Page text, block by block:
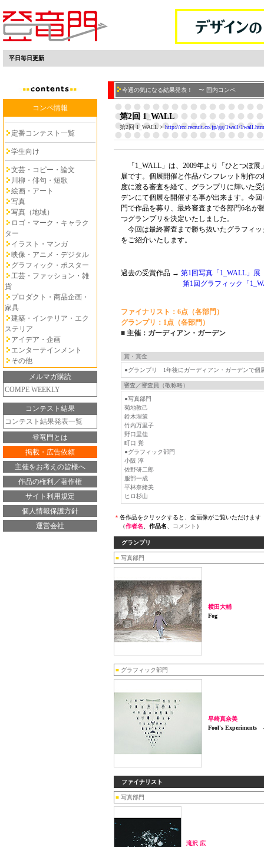
平日毎日更新
今週の気になる結果発表！ 〜 国内コンペ
コンペ情報
定番コンテスト一覧
学生向け
文芸・コピー・論文
川柳・俳句・短歌
絵画・アート
写真
写真（地域）
ロゴ・マーク・キャラク
ター
イラスト・マンガ
映像・アニメ・デジタル
グラフィック・ポスター
工芸・ファッション・雑
貨
プロダクト・商品企画・
家具
建築・インテリア・エク
ステリア
アイデア・企画
エンターテインメント
その他
メルマガ購読
COMPE WEEKLY
コンテスト結果
コンテスト結果発表一覧
登竜門とは
掲載・広告依頼
主催をお考えの皆様へ
作品の権利／著作権
サイト利用規定
個人情報保護方針
運営会社
第2回 1_WALL
第2回 1_WALL> http://rcc.recruit.co.jp/gg/1wall/
「1_WALL」は、2009年より「ひとつぼ展
展です。個展開催と作品パンフレット制作
度に渡る審査を経て、グランプリに輝いた
デンにて個展を開催する事が出来ます。今
門で作品を募り、最終審査まで各部門6名が
つグランプリを決定いたしました。
今回は最終審査まで勝ち抜いたグラフィッ
をご紹介いたします。
過去の受賞作品 → 第1回写真「1_WALL」展
第1回グラフィック「
ファイナリスト：6点（各部門）
グランプリ：1点（各部門）
■ 主催：ガーディアン・ガーデン
賞・賞金
●グランプリ 1年後にガーディアン・ガーデンで個
審査／審査員（敬称略）
●写真部門
菊地敦己
鈴木理策
竹内万里子
野口里佳
町口 覚
●グラフィック部門
小阪 淳
佐野研二郎
服部一成
平林奈緒美
ヒロ杉山
＊ 各作品をクリックすると、全画像がご覧いただけます
（作者名 作品名 コメント ）
グランプリ
■ 写真部門
横田大輔
Fog
■ グラフィック部門
早崎真奈美
Fool's Experiments
ファイナリスト
■ 写真部門
滝沢 広